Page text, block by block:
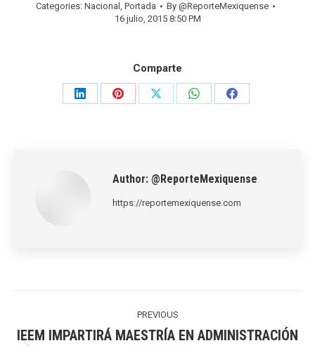
Categories: Nacional , Portada By @ReporteMexiquense
16 julio, 2015 8:50 PM
Comparte
Share
Share
Share
Share
Share
Author: @ReporteMexiquense
https://reportemexiquense.com
PREVIOUS
IEEM IMPARTIRÁ MAESTRÍA EN ADMINISTRACIÓN